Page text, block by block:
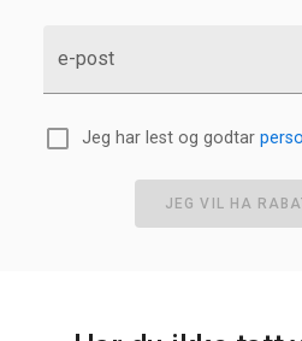
e-post
Jeg har lest og godtar
JEG VIL HA